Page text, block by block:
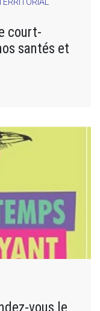
court-
santés et
vous le